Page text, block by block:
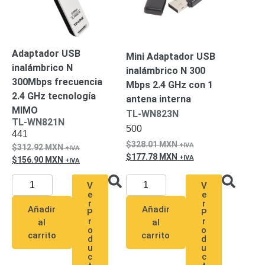
Pantallas
Mobiliario
de
ApoyoPantallas
MonitoresVideowall
Seguridad
Protección
Descargas
CoaxialCorriente
Alterna
DirectaRedes
Servidores
Almacenamiento
Almacenamiento
Adaptador USB
inalámbrico N
300Mbps frecuencia
2.4 GHz tecnología
MIMO
TL-WN821N
441
312.92MXN
156.90 MXN
Añadir
al
carrito
V
e
r
P
r
o
d
u
c
Mini Adaptador USB
inalámbrico N 300
Mbps 2.4 GHz con 1
antena interna
TL-WN823N
500
328.01MXN
177.78 MXN
Añadir
al
carrito
V
e
r
P
r
o
d
u
c